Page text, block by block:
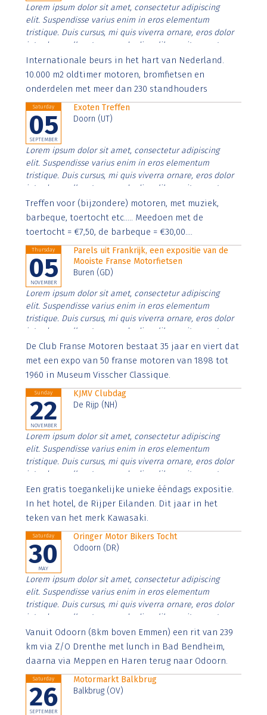
Lorem ipsum dolor sit amet, consectetur adipiscing
elit. Suspendisse varius enim in eros elementum
tristique. Duis cursus, mi quis viverra ornare, eros dolor
interdum nulla, ut commodo diam libero vitae erat.
Aenean faucibus nibh et justo cursus id rutrum lorem
imperdiet. Nunc ut sem vitae risus tristique posuere.
Internationale beurs in het hart van Nederland.
10.000 m2 oldtimer motoren, bromfietsen en
onderdelen met meer dan 230 standhouders
Saturday
05
SEPTEMBER
Exoten Treffen
Doorn (UT)
Lorem ipsum dolor sit amet, consectetur adipiscing
elit. Suspendisse varius enim in eros elementum
tristique. Duis cursus, mi quis viverra ornare, eros dolor
interdum nulla, ut commodo diam libero vitae erat.
Aenean faucibus nibh et justo cursus id rutrum lorem
imperdiet. Nunc ut sem vitae risus tristique posuere.
Treffen voor (bijzondere) motoren, met muziek,
barbeque, toertocht etc..... Meedoen met de
toertocht = €7,50, de barbeque = €30,00....
Thursday
05
NOVEMBER
Parels uit Frankrijk, een expositie van de
Mooiste Franse Motorfietsen
Buren (GD)
Lorem ipsum dolor sit amet, consectetur adipiscing
elit. Suspendisse varius enim in eros elementum
tristique. Duis cursus, mi quis viverra ornare, eros dolor
interdum nulla, ut commodo diam libero vitae erat.
Aenean faucibus nibh et justo cursus id rutrum lorem
imperdiet. Nunc ut sem vitae risus tristique posuere.
De Club Franse Motoren bestaat 35 jaar en viert dat
met een expo van 50 franse motoren van 1898 tot
1960 in Museum Visscher Classique.
Sunday
22
NOVEMBER
KJMV Clubdag
De Rijp (NH)
Lorem ipsum dolor sit amet, consectetur adipiscing
elit. Suspendisse varius enim in eros elementum
tristique. Duis cursus, mi quis viverra ornare, eros dolor
interdum nulla, ut commodo diam libero vitae erat.
Aenean faucibus nibh et justo cursus id rutrum lorem
imperdiet. Nunc ut sem vitae risus tristique posuere.
Een gratis toegankelijke unieke ééndags expositie.
In het hotel, de Rijper Eilanden. Dit jaar in het
teken van het merk Kawasaki.
Saturday
30
MAY
Oringer Motor Bikers Tocht
Odoorn (DR)
Lorem ipsum dolor sit amet, consectetur adipiscing
elit. Suspendisse varius enim in eros elementum
tristique. Duis cursus, mi quis viverra ornare, eros dolor
interdum nulla, ut commodo diam libero vitae erat.
Aenean faucibus nibh et justo cursus id rutrum lorem
imperdiet. Nunc ut sem vitae risus tristique posuere.
Vanuit Odoorn (8km boven Emmen) een rit van 239
km via Z/O Drenthe met lunch in Bad Bendheim,
daarna via Meppen en Haren terug naar Odoorn.
Saturday
26
SEPTEMBER
Motormarkt Balkbrug
Balkbrug (OV)